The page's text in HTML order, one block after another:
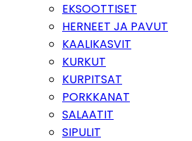
EKSOOTTISET
HERNEET JA PAVUT
KAALIKASVIT
KURKUT
KURPITSAT
PORKKANAT
SALAATIT
SIPULIT